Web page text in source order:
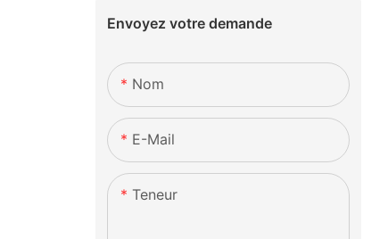
Envoyez votre demande
Nom
E-Mail
Teneur